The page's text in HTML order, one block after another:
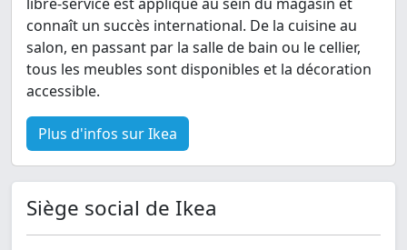
connaît un succès international. De la cuisine au
salon, en passant par la salle de bain ou le cellier,
tous les meubles sont disponibles et la décoration
accessible.
Plus d'infos sur Ikea
Siège social de Ikea